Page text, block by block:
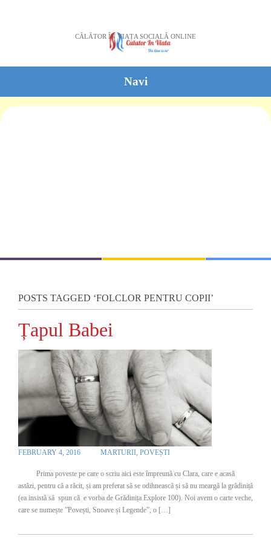
CĂLĂTOR ÎN VIAȚA SOCIALĂ ONLINE
Navi
POSTS TAGGED ‘FOLCLOR PENTRU COPII’
Țapul Babei
FEBRUARY 4, 2016 MARTURII, POVEȘTI
Prima poveste pe care o scriu aici este împreună cu Clara, care e acasă
astăzi, pentru că a răcit, și am preferat să se odihnească și să nu meargă la grădiniță
(ea insistă să spun că e vorba de Grădinița Explore 100). Noi avem o carte veche,
care se numește ”Povești, Snoave și Legende”, o […]